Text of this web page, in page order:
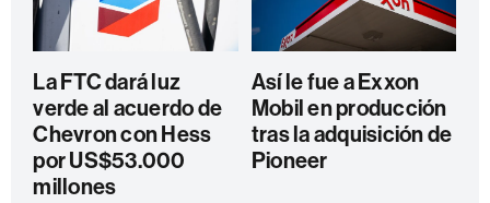
La FTC dará luz
verde al acuerdo de
Chevron con Hess
por US$53.000
millones
Así le fue a Exxon
Mobil en producción
tras la adquisición de
Pioneer